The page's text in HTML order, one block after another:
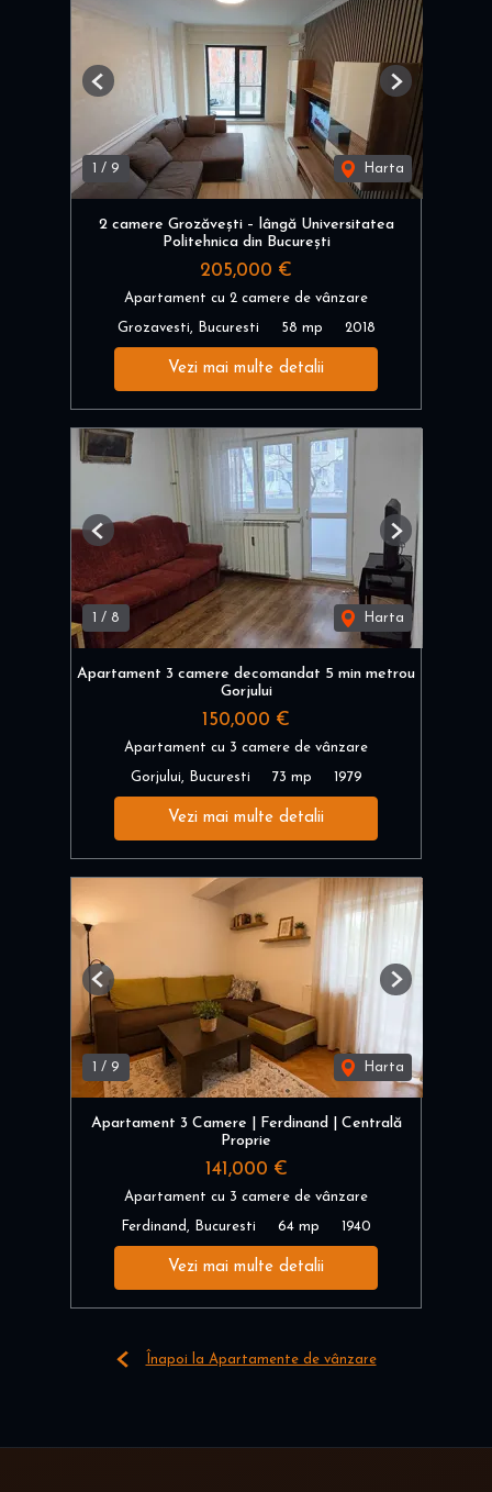
/ 9 Harta
Previous Next
2 camere Grozăvești – lângă Universitatea
Politehnica din București
205,000 €
Apartament cu 2 camere de vânzare
Grozavesti, Bucuresti 58 mp 2018
Vezi mai multe detalii
1 / 8 Harta
Previous Next
Apartament 3 camere decomandat 5 min metrou
Gorjului
150,000 €
Apartament cu 3 camere de vânzare
Gorjului, Bucuresti 73 mp 1979
Vezi mai multe detalii
1 / 9 Harta
Previous Next
Apartament 3 Camere | Ferdinand | Centrală
Proprie
141,000 €
Apartament cu 3 camere de vânzare
Ferdinand, Bucuresti 64 mp 1940
Vezi mai multe detalii
Înapoi la Apartamente de vânzare